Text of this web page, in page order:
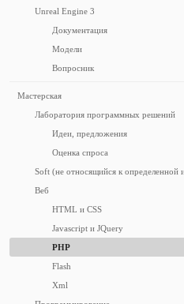
Unreal Engine 3
Документация
Модели
Вопросник
Мастерская
Лаборатория программных решений
Идеи, предложения
Оценка спроса
Soft (не относящийся к определенной
Веб
HTML и CSS
Javascript и JQuery
PHP
Flash
Xml